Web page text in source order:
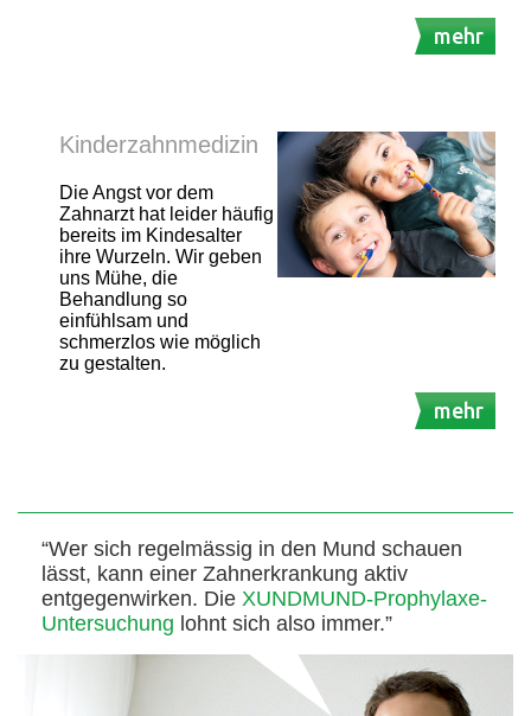
mehr
Kinderzahnmedizin
Die Angst vor dem
Zahnarzt hat leider häufig
bereits im Kindesalter
ihre Wurzeln. Wir geben
uns Mühe, die
Behandlung so
einfühlsam und
schmerzlos wie möglich
zu gestalten.
mehr
“Wer sich regelmässig in den Mund schauen
lässt, kann einer Zahnerkrankung aktiv
entgegenwirken. Die XUNDMUND-Prophylaxe-
Untersuchung lohnt sich also immer.”